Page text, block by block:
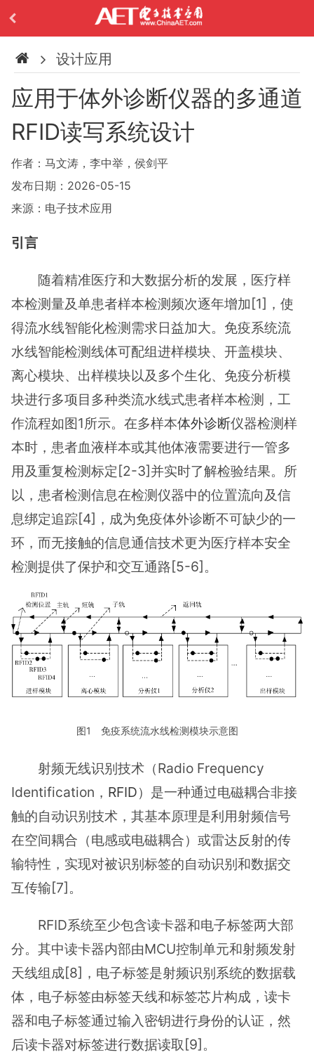
设计应用
应用于体外诊断仪器的多通道
RFID读写系统设计
作者：马文涛，李中举，侯剑平
发布日期：2026-05-15
来源：电子技术应用
引言
随着精准医疗和大数据分析的发展，医疗样
本检测量及单患者样本检测频次逐年增加[1]，使
得流水线智能化检测需求日益加大。免疫系统流
水线智能检测线体可配组进样模块、开盖模块、
离心模块、出样模块以及多个生化、免疫分析模
块进行多项目多种类流水线式患者样本检测，工
作流程如图1所示。在多样本体外诊断仪器检测样
本时，患者血液样本或其他体液需要进行一管多
用及重复检测标定[2-3]并实时了解检验结果。所
以，患者检测信息在检测仪器中的位置流向及信
息绑定追踪[4]，成为免疫体外诊断不可缺少的一
环，而无接触的信息通信技术更为医疗样本安全
检测提供了保护和交互通路[5-6]。
图1 免疫系统流水线检测模块示意图
射频无线识别技术（Radio Frequency
Identification， RFID）是一种通过电磁耦合非接
触的自动识别技术，其基本原理是利用射频信号
在空间耦合（电感或电磁耦合）或雷达反射的传
输特性，实现对被识别标签的自动识别和数据交
互传输[7]。
RFID系统至少包含读卡器和电子标签两大部
分。其中读卡器内部由MCU控制单元和射频发射
天线组成[8]，电子标签是射频识别系统的数据载
体，电子标签由标签天线和标签芯片构成，读卡
器和电子标签通过输入密钥进行身份的认证，然
后读卡器对标签进行数据读取[9]。